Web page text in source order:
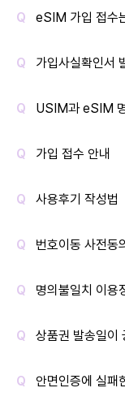
eSIM 가입 접수
가입사실확인서
USIM과 eSIM
가입 접수 안내
사용후기 작성법
번호이동 사전동
명의불일치 이용
상품권 발송일이
안면인증에 실패